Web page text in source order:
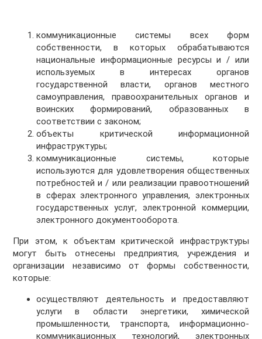
коммуникационные системы всех форм
собственности, в которых обрабатываются
национальные информационные ресурсы и / или
используемых в интересах органов
государственной власти, органов местного
самоуправления, правоохранительных органов и
воинских формирований, образованных в
соответствии с законом;
объекты критической информационной
инфраструктуры;
коммуникационные системы, которые
используются для удовлетворения общественных
потребностей и / или реализации правоотношений
в сферах электронного управления, электронных
государственных услуг, электронной коммерции,
электронного документооборота.
При этом, к объектам критической инфраструктуры
могут быть отнесены предприятия, учреждения и
организации независимо от формы собственности,
которые:
осуществляют деятельность и предоставляют
услуги в области энергетики, химической
промышленности, транспорта, информационно-
коммуникационных технологий, электронных